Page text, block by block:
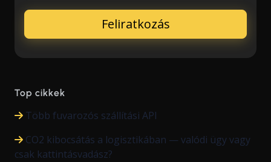
Top cikkek
Több fuvarozós szállítási API
CO2 kibocsátás a logisztikában — valódi ügy vagy
csak kattintásvadász?